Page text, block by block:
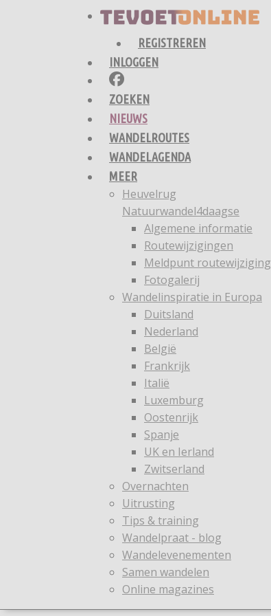
REGISTREREN
INLOGGEN
ZOEKEN
NIEUWS
WANDELROUTES
WANDELAGENDA
MEER
Heuvelrug
Natuurwandel4daagse
Algemene informatie
Routewijzigingen
Meldpunt routewijziging
Fotogalerij
Wandelinspiratie in Europa
Duitsland
Nederland
België
Frankrijk
Italië
Luxemburg
Oostenrijk
Spanje
UK en Ierland
Zwitserland
Overnachten
Uitrusting
Tips & training
Wandelpraat - blog
Wandelevenementen
Samen wandelen
Online magazines